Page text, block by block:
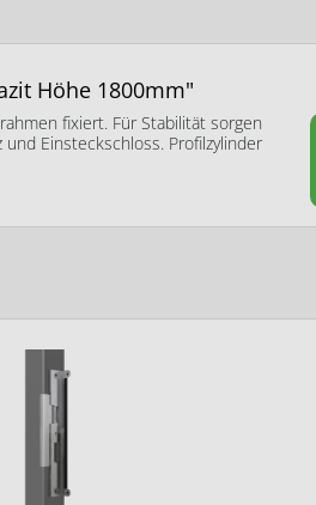
Höhe 1800mm"
fixiert. Für Stabilität sorgen
Einsteckschloss. Profilzylinder